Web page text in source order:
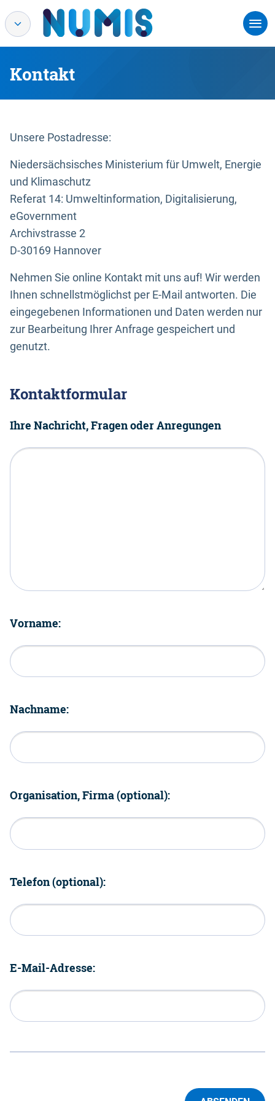
Kontakt
Unsere Postadresse:
Niedersächsisches Ministerium für Umwelt, Energie
und Klimaschutz
Referat 14: Umweltinformation, Digitalisierung,
eGovernment
Archivstrasse 2
D-30169 Hannover
Nehmen Sie online Kontakt mit uns auf! Wir werden
Ihnen schnellstmöglichst per E-Mail antworten. Die
eingegebenen Informationen und Daten werden nur
zur Bearbeitung Ihrer Anfrage gespeichert und
genutzt.
Kontaktformular
Ihre Nachricht, Fragen oder Anregungen
Vorname:
Nachname:
Organisation, Firma (optional):
Telefon (optional):
E-Mail-Adresse: